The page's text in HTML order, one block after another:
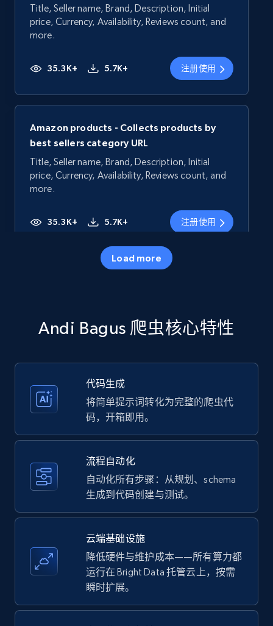
Title, Seller name, Brand, Description, Initial
price, Currency, Availability, Reviews count, and
more.
35.3K+ 5.7K+ 注册使用
Amazon products - Collects products by
best sellers category URL
Title, Seller name, Brand, Description, Initial
price, Currency, Availability, Reviews count, and
more.
35.3K+ 5.7K+ 注册使用
price, Currency, Availability, Reviews count, and
Amazon products - Collects products by
Title, Seller name, Brand, Description, Initial
price, Currency, Availability, Reviews count, and
Amazon products - find products by using
upc numbers
Load more
Andi Bagus 爬虫核心特性
代码生成
将简单提示词转化为完整的爬虫代
码，开箱即用。
流程自动化
自动化所有步骤：从规划、schema
生成到代码创建与测试。
云端基础设施
降低硬件与维护成本——所有算力都
运行在 Bright Data 托管云上，按需
瞬时扩展。